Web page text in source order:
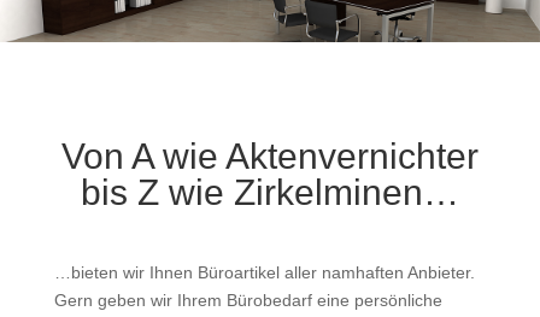
Von A wie Aktenvernichter
bis Z wie Zirkelminen…
…bieten wir Ihnen Büroartikel aller namhaften Anbieter.
Gern geben wir Ihrem Bürobedarf eine persönliche